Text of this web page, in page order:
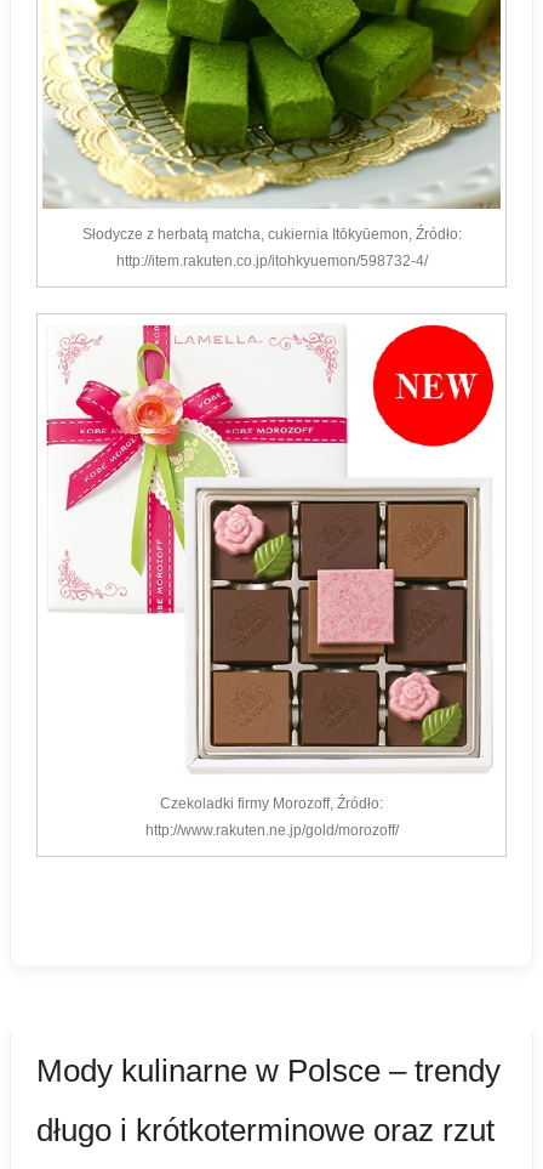
Słodycze z herbatą matcha, cukiernia Itōkyūemon, Źródło:
http://item.rakuten.co.jp/itohkyuemon/598732-4/
Czekoladki firmy Morozoff, Źródło:
http://www.rakuten.ne.jp/gold/morozoff/
Mody kulinarne w Polsce – trendy
długo i krótkoterminowe oraz rzut